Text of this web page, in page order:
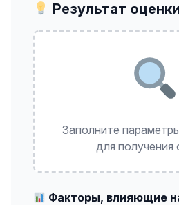
Результат оценки
Заполните
для получения
Факторы, влияющие